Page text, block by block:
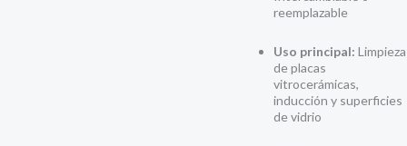
reemplazable
Uso principal: Limpieza
de placas
vitrocerámicas,
inducción y superficies
de vidrio